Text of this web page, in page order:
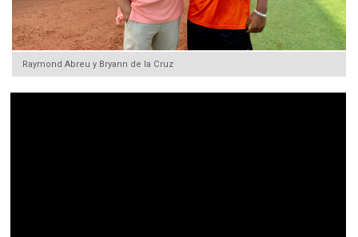
Raymond Abreu y Bryann de la Cruz